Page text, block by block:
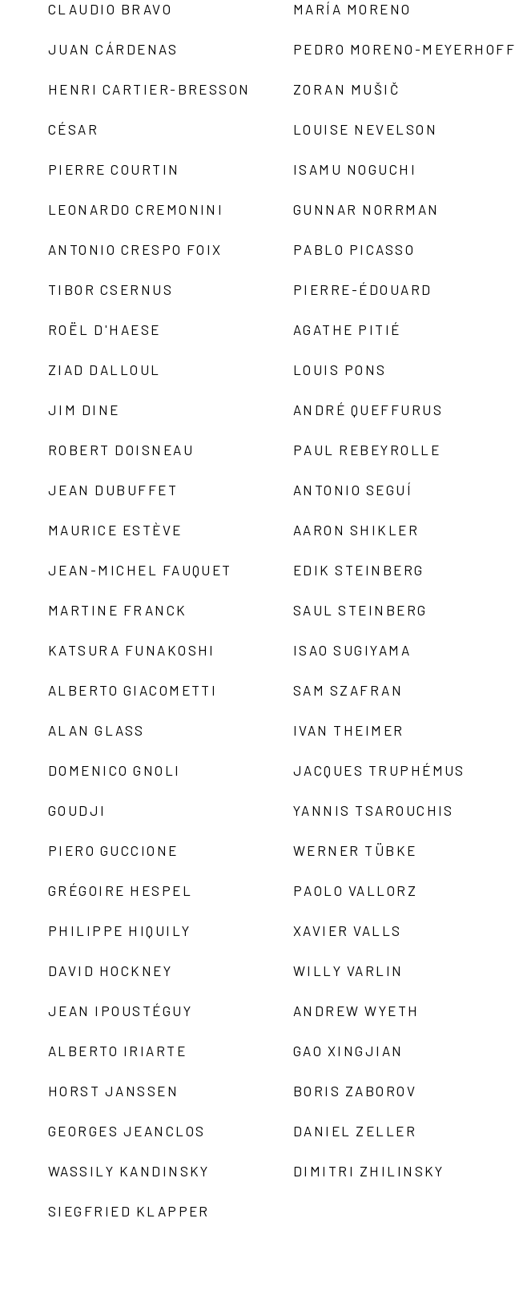
CLAUDIO BRAVO
JUAN CÁRDENAS
HENRI CARTIER-BRESSON
CÉSAR
PIERRE COURTIN
LEONARDO CREMONINI
ANTONIO CRESPO FOIX
TIBOR CSERNUS
ROËL D'HAESE
ZIAD DALLOUL
JIM DINE
ROBERT DOISNEAU
JEAN DUBUFFET
MAURICE ESTÈVE
JEAN-MICHEL FAUQUET
MARTINE FRANCK
KATSURA FUNAKOSHI
ALBERTO GIACOMETTI
ALAN GLASS
DOMENICO GNOLI
GOUDJI
PIERO GUCCIONE
GRÉGOIRE HESPEL
PHILIPPE HIQUILY
DAVID HOCKNEY
JEAN IPOUSTÉGUY
ALBERTO IRIARTE
HORST JANSSEN
GEORGES JEANCLOS
WASSILY KANDINSKY
SIEGFRIED KLAPPER
MARÍA MORENO
PEDRO MORENO-MEYERHOFF
ZORAN MUŠIČ
LOUISE NEVELSON
ISAMU NOGUCHI
GUNNAR NORRMAN
PABLO PICASSO
PIERRE-ÉDOUARD
AGATHE PITIÉ
LOUIS PONS
ANDRÉ QUEFFURUS
PAUL REBEYROLLE
ANTONIO SEGUÍ
AARON SHIKLER
EDIK STEINBERG
SAUL STEINBERG
ISAO SUGIYAMA
SAM SZAFRAN
IVAN THEIMER
JACQUES TRUPHÉMUS
YANNIS TSAROUCHIS
WERNER TÜBKE
PAOLO VALLORZ
XAVIER VALLS
WILLY VARLIN
ANDREW WYETH
GAO XINGJIAN
BORIS ZABOROV
DANIEL ZELLER
DIMITRI ZHILINSKY